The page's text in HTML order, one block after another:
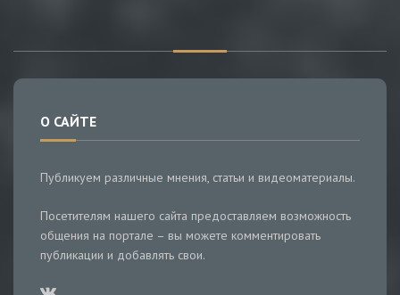
О САЙТЕ
Публикуем различные мнения, статьи и видеоматериалы.
Посетителям нашего сайта предоставляем возможность
общения на портале – вы можете комментировать
публикации и добавлять свои.